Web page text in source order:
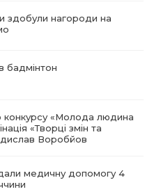
здобули нагороди на
бадмінтон
конкурсу «Молода людина
«Творці змін та
Воробйов
медичну допомогу 4